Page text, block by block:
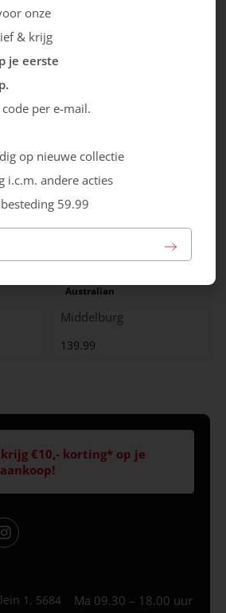
Australian
Middelburg
139.99
€10,- korting* op je
1, 5684
Ma 09.30 – 18.00 uur
onze
& krijg
je eerste
per e-mail.
op nieuwe collectie
i.c.m. andere acties
59.99